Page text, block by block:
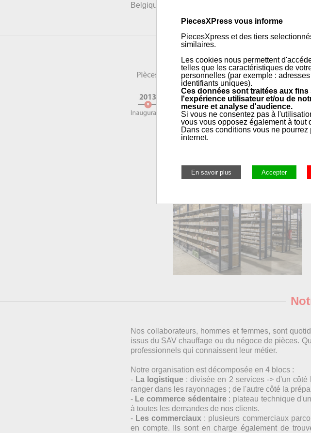
Belgique, grâce à notre stock centralisé en
Nos collaborateurs, hommes et femmes, sont
issus du SAV chauffage ou du négoce de pièces.
professionnels qui connaissent leur métier.
Notre organisation est décomposée en 4 blocs :
- La logistique : divisée en 2 services -> d'un
ranger dans les rayonnages ; de l'autre côté la
- Le commerce sédentaire: plateau technique
à toutes les demandes de nos clients.
- Les commerciaux : plusieurs commerciaux
en compte. Ils sont en charge également de
PiecesXPress vous informe
PiecesXpress et des tiers
similaires.
Les cookies nous permettent
telles que les caractéristiques de
personnelles (par exemple :
identifiants uniques).
Ces données sont traitées aux
l'expérience utilisateur et/ou de
mesure et analyse d'audience.
Si vous ne consentez pas à
vous vous opposez également à tout
Dans ces conditions vous ne
internet.